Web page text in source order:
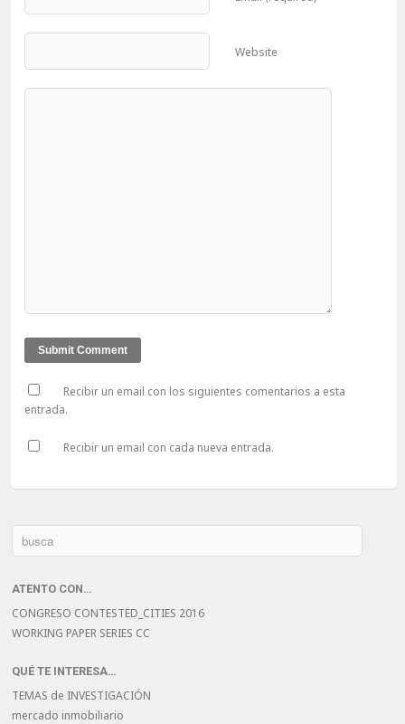
Website
Recibir un email con los siguientes comentarios a esta
entrada.
Recibir un email con cada nueva entrada.
ATENTO CON…
CONGRESO CONTESTED_CITIES 2016
WORKING PAPER SERIES CC
QUÉ TE INTERESA…
TEMAS de INVESTIGACIÓN
mercado inmobiliario